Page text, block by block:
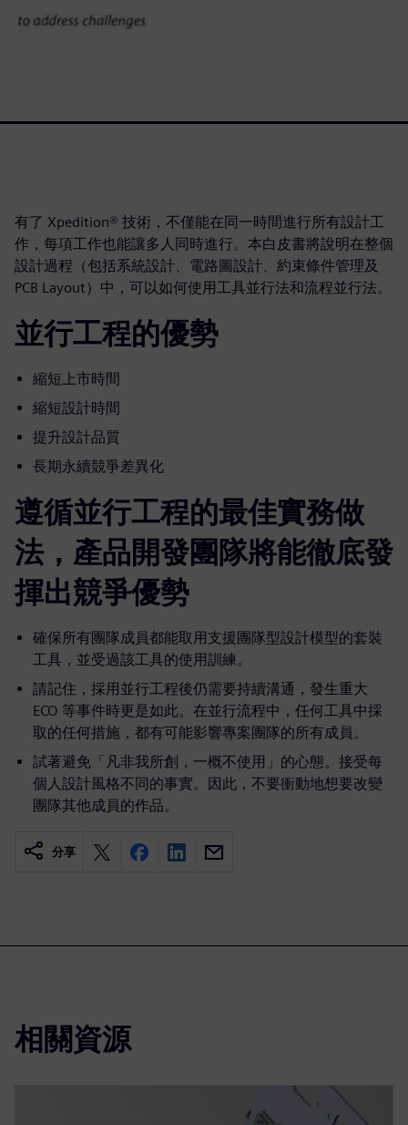
有了 Xpedition® 技術，不僅能在同一時間進行所有設計工
作，每項工作也能讓多人同時進行。本白皮書將說明在整個
設計過程（包括系統設計、電路圖設計、約束條件管理及
PCB Layout）中，可以如何使用工具並行法和流程並行法。
並行工程的優勢
縮短上市時間
縮短設計時間
提升設計品質
長期永續競爭差異化
遵循並行工程的最佳實務做
法，產品開發團隊將能徹底發
揮出競爭優勢
確保所有團隊成員都能取用支援團隊型設計模型的套裝
工具，並受過該工具的使用訓練。
請記住，採用並行工程後仍需要持續溝通，發生重大
ECO 等事件時更是如此。在並行流程中，任何工具中採
取的任何措施，都有可能影響專案團隊的所有成員。
試著避免「凡非我所創，一概不使用」的心態。接受每
個人設計風格不同的事實。因此，不要衝動地想要改變
團隊其他成員的作品。
分享
相關資源